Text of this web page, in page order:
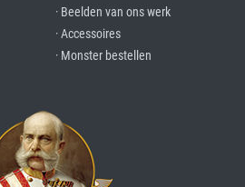
· Beelden van ons werk
· Accessoires
· Monster bestellen